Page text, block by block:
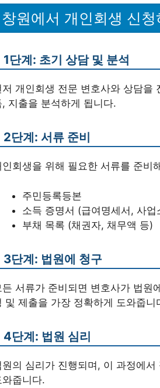
창원에서 개인회생 신청
1단계: 초기 상담 및 분석
저 개인회생 전문 변호사와 상담을
, 지출을 분석하게 됩니다.
2단계: 서류 준비
인회생을 위해 필요한 서류를 준비
주민등록등본
소득 증명서 (급여명세서, 사업
부채 목록 (채권자, 채무액 등)
3단계: 법원에 청구
든 서류가 준비되면 변호사가 법원
및 제출을 가장 정확하게 도와줍니
4단계: 법원 심리
원의 심리가 진행되며, 이 과정에
와줍니다.